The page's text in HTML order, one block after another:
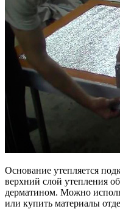
Основание утепляется
верхний слой утепления
дерматином. Можно
или купить материалы